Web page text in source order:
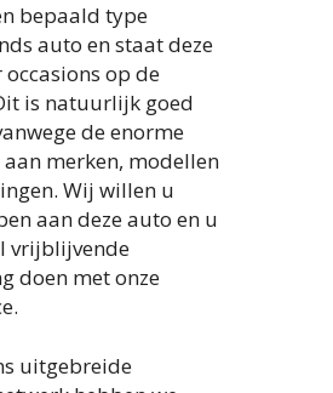
bepaald type
auto en staat deze
op de
is natuurlijk goed
de enorme
merken, modellen
Wij willen u
aan deze auto en u
vrijblijvende
doen met onze
uitgebreide